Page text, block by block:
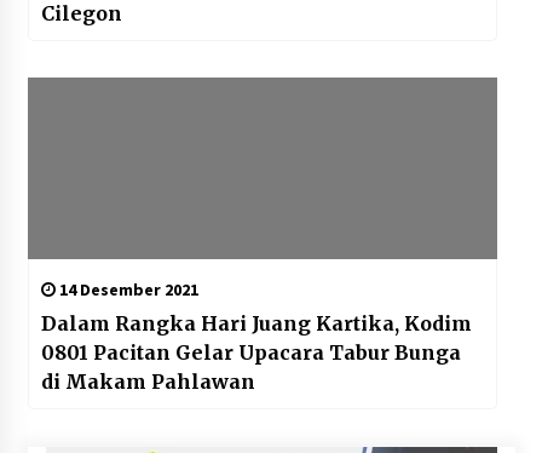
Cilegon
14 Desember 2021
Dalam Rangka Hari Juang Kartika, Kodim
0801 Pacitan Gelar Upacara Tabur Bunga
di Makam Pahlawan